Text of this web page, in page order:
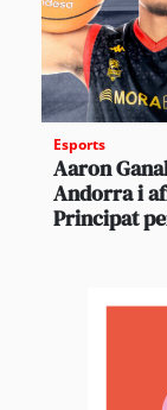
Esports
Aaron
Andorra i
Principat